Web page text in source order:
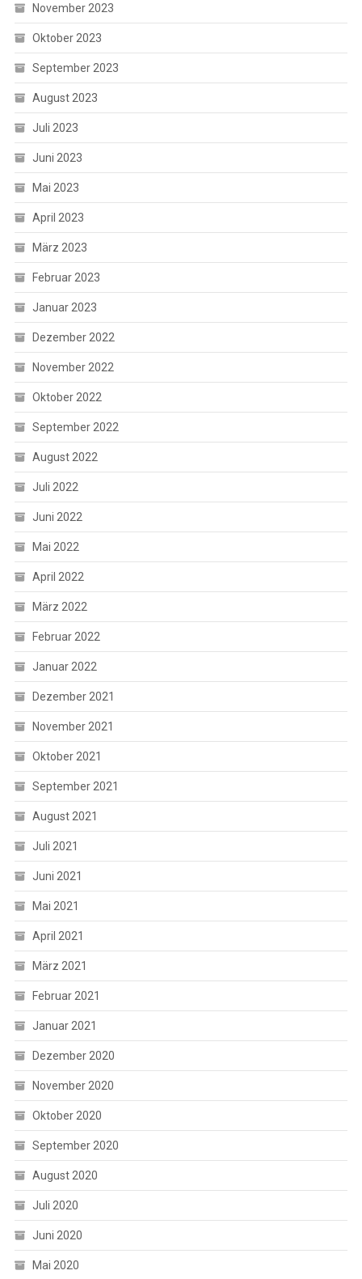
November 2023
Oktober 2023
September 2023
August 2023
Juli 2023
Juni 2023
Mai 2023
April 2023
März 2023
Februar 2023
Januar 2023
Dezember 2022
November 2022
Oktober 2022
September 2022
August 2022
Juli 2022
Juni 2022
Mai 2022
April 2022
März 2022
Februar 2022
Januar 2022
Dezember 2021
November 2021
Oktober 2021
September 2021
August 2021
Juli 2021
Juni 2021
Mai 2021
April 2021
März 2021
Februar 2021
Januar 2021
Dezember 2020
November 2020
Oktober 2020
September 2020
August 2020
Juli 2020
Juni 2020
Mai 2020